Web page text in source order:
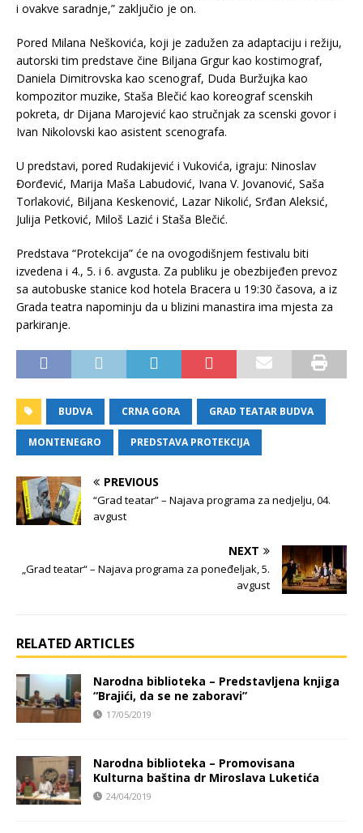
i ovakve saradnje,” zaključio je on.
Pored Milana Neškovića, koji je zadužen za adaptaciju i režiju,
autorski tim predstave čine Biljana Grgur kao kostimograf,
Daniela Dimitrovska kao scenograf, Duda Buržujka kao
kompozitor muzike, Staša Blečić kao koreograf scenskih
pokreta, dr Dijana Marojević kao stručnjak za scenski govor i
Ivan Nikolovski kao asistent scenografa.
U predstavi, pored Rudakijević i Vukovića, igraju: Ninoslav
Đorđević, Marija Maša Labudović, Ivana V. Jovanović, Saša
Torlaković, Biljana Keskenović, Lazar Nikolić, Srđan Aleksić,
Julija Petković, Miloš Lazić i Staša Blečić.
Predstava “Protekcija” će na ovogodišnjem festivalu biti
izvedena i 4., 5. i 6. avgusta. Za publiku je obezbijeđen prevoz
sa autobuske stanice kod hotela Bracera u 19:30 časova, a iz
Grada teatra napominju da u blizini manastira ima mjesta za
parkiranje.
BUDVA CRNA GORA GRAD TEATAR BUDVA
MONTENEGRO PREDSTAVA PROTEKCIJA
PREVIOUS
“Grad teatar” – Najava programa za nedjelju, 04.
avgust
NEXT
„Grad teatar“ – Najava programa za poneđeljak, 5.
avgust
RELATED ARTICLES
Narodna biblioteka – Predstavljena knjiga
“Brajići, da se ne zaboravi”
17/05/2019
Narodna biblioteka – Promovisana
Kulturna baština dr Miroslava Luketića
24/04/2019